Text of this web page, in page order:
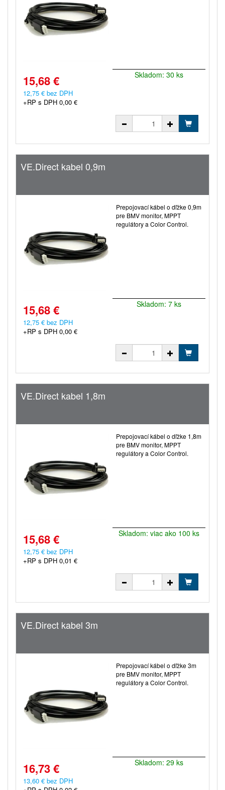
15,68 €
12,75 € bez DPH
+RP s DPH 0,00 €
Skladom: 30 ks
VE.Direct kabel 0,9m
Prepojovací kábel o dľžke 0,9m
pre BMV monitor, MPPT
regulátory a Color Control.
15,68 €
12,75 € bez DPH
+RP s DPH 0,00 €
Skladom: 7 ks
VE.Direct kabel 1,8m
Prepojovací kábel o dľžke 1,8m
pre BMV monitor, MPPT
regulátory a Color Control.
15,68 €
12,75 € bez DPH
+RP s DPH 0,01 €
Skladom: viac ako 100 ks
VE.Direct kabel 3m
Prepojovací kábel o dľžke 3m
pre BMV monitor, MPPT
regulátory a Color Control.
16,73 €
13,60 € bez DPH
Skladom: 29 ks